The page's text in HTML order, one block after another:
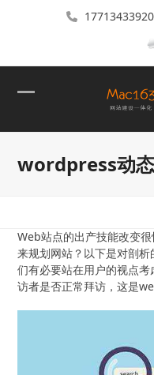
17713433920
mobile
menu
mobile
menu
wordpress动态
Web站点的出产技能改变
来规划网站？以下是对剖
们有必要站在用户的视点
访者是否正常拜访，这是